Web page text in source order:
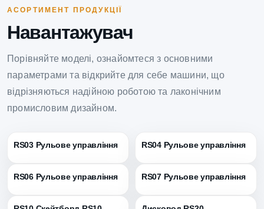
АСОРТИМЕНТ ПРОДУКЦІЇ
Навантажувач
Порівняйте моделі, ознайомтеся з основними
параметрами та відкрийте для себе машини, що
відрізняються надійною роботою та лаконічним
промисловим дизайном.
RS03 Рульове управління RS04 Рульове управління
RS06 Рульове управління RS07 Рульове управління